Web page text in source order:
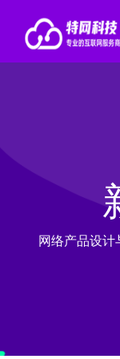
网络产品设计